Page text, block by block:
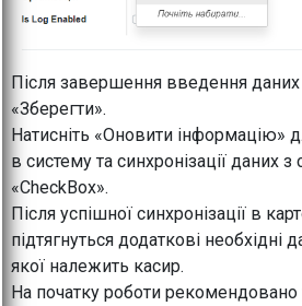
Після завершення введення даних
«Зберегти».
Натисніть «Оновити інформацію»
в систему та синхронізації даних з
«CheckBox».
Після успішної синхронізації в
підтягнуться додаткові необхідні
якої належить касир.
На початку роботи рекомендовано